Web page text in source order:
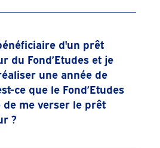
d'un prêt
du Fond’Etudes et je
une année de
ce que le Fond’Etudes
de me verser le prêt
?